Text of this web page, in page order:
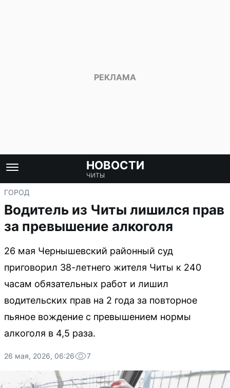
НОВОСТИ
ЧИТЫ
ГОРОД
Водитель из Читы лишился прав
за превышение алкоголя
26 мая Чернышевский районный суд
приговорил 38-летнего жителя Читы к 240
часам обязательных работ и лишил
водительских прав на 2 года за повторное
пьяное вождение с превышением нормы
алкоголя в 4,5 раза.
26 мая, 2026, 06:26 7